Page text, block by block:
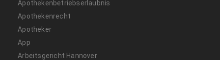
Apothekenbetriebserlaubnis
Apothekenrecht
Apotheker
App
Arbeitsgericht Hannover